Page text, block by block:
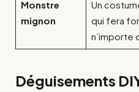
Monstre
mignon
Un
qui fera
n’importe
Déguisements